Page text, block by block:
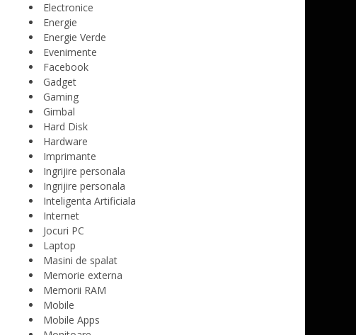
Electronice
Energie
Energie Verde
Evenimente
Facebook
Gadget
Gaming
Gimbal
Hard Disk
Hardware
Imprimante
Ingrijire personala
Ingrijire personala
Inteligenta Artificiala
Internet
Jocuri PC
Laptop
Masini de spalat
Memorie externa
Memorii RAM
Mobile
Mobile Apps